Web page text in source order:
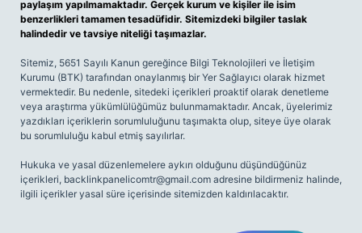
paylaşım yapılmamaktadır. Gerçek kurum ve kişiler ile isim
benzerlikleri tamamen tesadüfidir. Sitemizdeki bilgiler taslak
halindedir ve tavsiye niteliği taşımazlar.
Sitemiz, 5651 Sayılı Kanun gereğince Bilgi Teknolojileri ve İletişim
Kurumu (BTK) tarafından onaylanmış bir Yer Sağlayıcı olarak hizmet
vermektedir. Bu nedenle, sitedeki içerikleri proaktif olarak denetleme
veya araştırma yükümlülüğümüz bulunmamaktadır. Ancak, üyelerimiz
yazdıkları içeriklerin sorumluluğunu taşımakta olup, siteye üye olarak
bu sorumluluğu kabul etmiş sayılırlar.
Hukuka ve yasal düzenlemelere aykırı olduğunu düşündüğünüz
içerikleri, backlinkpanelicomtr@gmail.com adresine bildirmeniz halinde,
ilgili içerikler yasal süre içerisinde sitemizden kaldırılacaktır.